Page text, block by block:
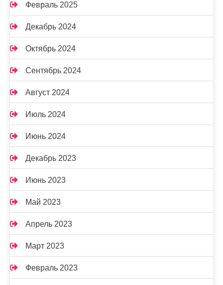
Февраль 2025
Декабрь 2024
Октябрь 2024
Сентябрь 2024
Август 2024
Июль 2024
Июнь 2024
Декабрь 2023
Июнь 2023
Май 2023
Апрель 2023
Март 2023
Февраль 2023